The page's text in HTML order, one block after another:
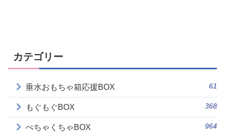
カテゴリー
垂水おもちゃ箱応援BOX 61
もぐもぐBOX 368
ぺちゃくちゃBOX 964